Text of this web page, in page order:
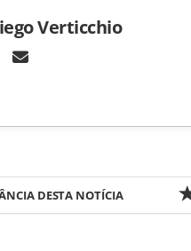
Verticchio
DESTA NOTÍCIA